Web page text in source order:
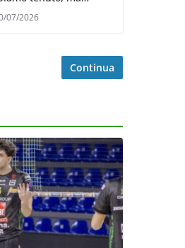
prestazione in
07/2026
Continua